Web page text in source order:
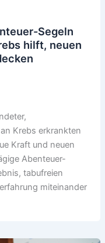
Segeln
hilft, neuen
Krebs erkrankten
Kraft und neuen
Abenteuer-
tabufreien
miteinander